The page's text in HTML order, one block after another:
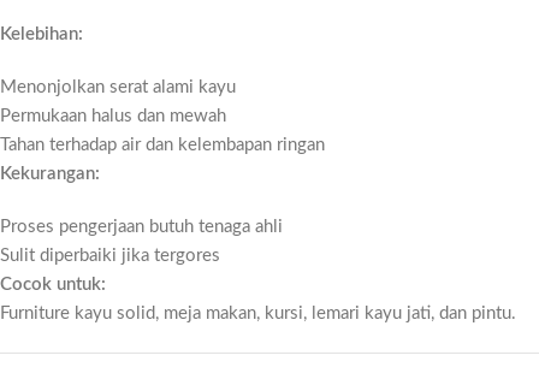
Kelebihan:
Menonjolkan serat alami kayu
Permukaan halus dan mewah
Tahan terhadap air dan kelembapan ringan
Kekurangan:
Proses pengerjaan butuh tenaga ahli
Sulit diperbaiki jika tergores
Cocok untuk:
Furniture kayu solid, meja makan, kursi, lemari kayu jati, dan pintu.